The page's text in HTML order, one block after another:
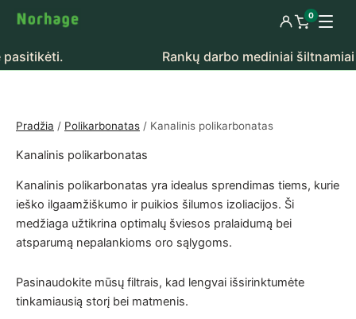
Pereiti prie turinio
Prisijungti
0
Peržiūrėti
Rankų darbo mediniai šiltnamiai –
Pradžia / Polikarbonatas / Kanalinis polikarbonatas
Kanalinis polikarbonatas
Kanalinis polikarbonatas yra idealus sprendimas tiems, kurie
ieško ilgaamžiškumo ir puikios šilumos izoliacijos. Ši
medžiaga užtikrina optimalų šviesos pralaidumą bei
atsparumą nepalankioms oro sąlygoms.
Pasinaudokite mūsų filtrais, kad lengvai išsirinktumėte
tinkamiausią storį bei matmenis.